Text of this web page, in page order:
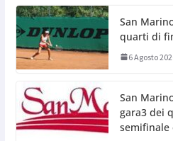
San
quarti di
6 Agosto
San
gara3 dei
semifinale